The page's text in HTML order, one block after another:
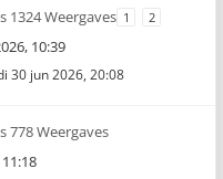
1324 Weergaves 1 2
10:39
30 jun 2026, 20:08
778 Weergaves